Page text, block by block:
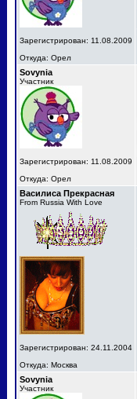
Зарегистрирован: 11.08.2009
Откуда: Орел
Sovynia
Участник
Зарегистрирован: 11.08.2009
Откуда: Орел
Василиса Прекрасная
From Russia With Love
Зарегистрирован: 24.11.2004
Откуда: Москва
Sovynia
Участник